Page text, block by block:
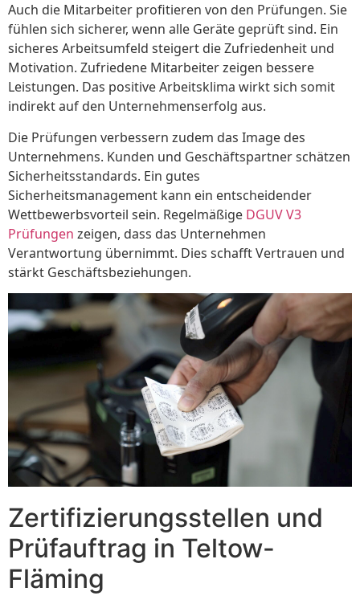
Auch die Mitarbeiter profitieren von den Prüfungen. Sie
fühlen sich sicherer, wenn alle Geräte geprüft sind. Ein
sicheres Arbeitsumfeld steigert die Zufriedenheit und
Motivation. Zufriedene Mitarbeiter zeigen bessere
Leistungen. Das positive Arbeitsklima wirkt sich somit
indirekt auf den Unternehmenserfolg aus.
Die Prüfungen verbessern zudem das Image des
Unternehmens. Kunden und Geschäftspartner schätzen
Sicherheitsstandards. Ein gutes
Sicherheitsmanagement kann ein entscheidender
Wettbewerbsvorteil sein. Regelmäßige DGUV V3
Prüfungen zeigen, dass das Unternehmen
Verantwortung übernimmt. Dies schafft Vertrauen und
stärkt Geschäftsbeziehungen.
Zertifizierungsstellen und
Prüfauftrag in Teltow-
Fläming